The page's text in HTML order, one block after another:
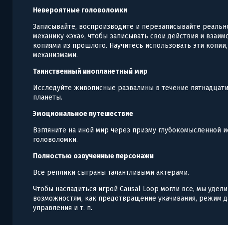
Невероятные головоломки
Записывайте, воспроизводите и перезаписывайте
механику «эха», чтобы записывать свои действия и
копиями из прошлого. Научитесь использовать эти
механизмами.
Таинственный инопланетный мир
Исследуйте живописные развалины в течение
планеты.
Эмоциональное путешествие
Взгляните на иной мир через призму глубокомысленной
головоломки.
Полностью озвученные персонажи
Все реплики сыграны талантливыми актерами.
Чтобы насладиться игрой Causal Loop могли все, мы
возможностям, как предотвращение укачивания, режим
управления и т. п.